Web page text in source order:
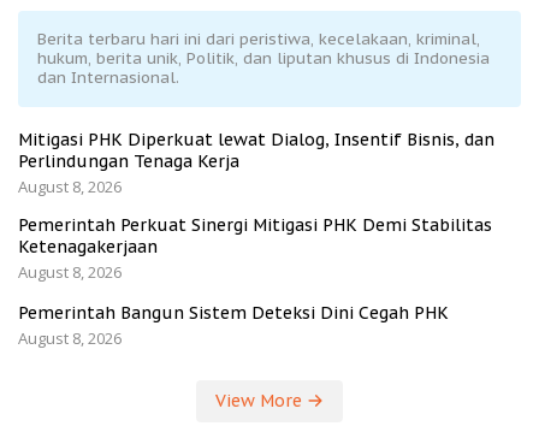
Berita terbaru hari ini dari peristiwa, kecelakaan, kriminal,
hukum, berita unik, Politik, dan liputan khusus di Indonesia
dan Internasional.
Mitigasi PHK Diperkuat lewat Dialog, Insentif Bisnis, dan
Perlindungan Tenaga Kerja
August 8, 2026
Pemerintah Perkuat Sinergi Mitigasi PHK Demi Stabilitas
Ketenagakerjaan
August 8, 2026
Pemerintah Bangun Sistem Deteksi Dini Cegah PHK
August 8, 2026
View More